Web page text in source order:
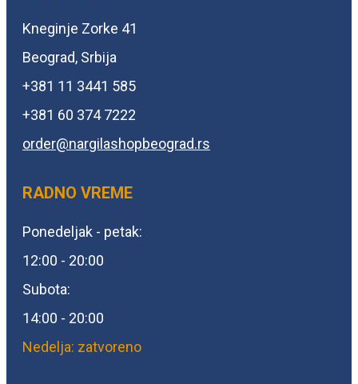
Kneginje Zorke 41
Beograd, Srbija
+381 11 3441 585
+381 60 374 7222
order@nargilashopbeograd.rs
RADNO VREME
Ponedeljak - petak:
12:00 - 20:00
Subota:
14:00 - 20:00
Nedelja: zatvoreno